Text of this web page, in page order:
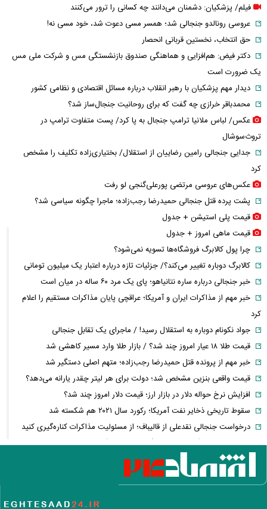
فیلم/ پزشکیان: دشمنان می‌دانند چه کسانی را ترور می‌کنند
عروسی رونالدو جنجالی شد؛ همسر مسی دعوت شد، خود مسی نه!
حق انتخاب، نخستین قربانی انحصار
دکتر فیض: هم‌افزایی و هماهنگی صندوق بازنشستگی مس و شرکت ملی مس
یک ضرورت است
دیدار مهم پزشکیان با رهبر انقلاب درباره مسائل اقتصادی و نظامی کشور
محمدباقر خرازی چه گفت که برای روحانیت جنجال‌ساز شد؟
عکس/ لباس ملانیا ترامپ جنجال به پا کرد/ پست متفاوت ترامپ در
تروث‌سوشال
جدایی جنجالی رامین رضاییان از استقلال/ بختیاری‌زاده تکلیف را مشخص
کرد
عکس‌های عروسی مرتضی پورعلی‌گنجی لو رفت
پشت پرده قتل جنجالی حمیدرضا رجب‌زاده؛ ماجرا چگونه سیاسی شد؟
قیمت پلی استیشن + جدول
قیمت ماهی امروز + جدول
چرا پول کالابرگ فروشگاه‌ها تسویه نمی‌شود؟
کالابرگ دوباره تغییر می‌کند؟/ جزئیات تازه درباره اعتبار یک میلیون تومانی
خبر جنجالی درباره ساره نتانیاهو؛ پای یک مرد ۶۰ ساله در میان است
خبر مهم از مذاکرات ایران و آمریکا؛ عراقچی پایان مذاکرات مستقیم را اعلام
کرد
جواد نکونام دوباره به استقلال رسید! / ماجرای یک تقابل جنجالی
قیمت طلا ۱۸ عیار امروز چند شد؟ / بازار طلا وارد مسیر کاهشی شد
خبر مهم از پرونده قتل حمیدرضا رجب‌زاده؛ متهم اصلی دستگیر شد
قیمت واقعی بنزین مشخص شد؛ دولت برای هر لیتر چقدر یارانه می‌دهد؟
افزایش نرخ حواله دلار در بازار ارز؛ قیمت دلار امروز چند شد؟
سقوط تاریخی ذخایر نفت آمریکا؛ رکورد سال ۲۰۲۱ هم شکسته شد
درخواست جنجالی نقدعلی از قالیباف؛ از مسئولیت مذاکرات کناره‌گیری کنید
خبر مهم برای کارگران؛ زمان بازنگری مزایای کارگران اعلام شد + جزئیات
تصمیم جدید
محموله جدید بابک زنجانی به این استان ارسال شد